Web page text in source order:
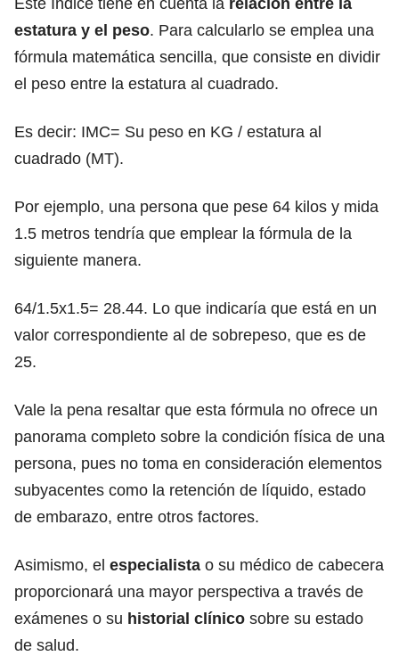
estatura y el peso. Para calcularlo se emplea una
fórmula matemática sencilla, que consiste en dividir
el peso entre la estatura al cuadrado.
Es decir: IMC= Su peso en KG / estatura al
cuadrado (MT).
Por ejemplo, una persona que pese 64 kilos y mida
1.5 metros tendría que emplear la fórmula de la
siguiente manera.
64/1.5x1.5= 28.44. Lo que indicaría que está en un
valor correspondiente al de sobrepeso, que es de
25.
Vale la pena resaltar que esta fórmula no ofrece un
panorama completo sobre la condición física de una
persona, pues no toma en consideración elementos
subyacentes como la retención de líquido, estado
de embarazo, entre otros factores.
Asimismo, el especialista o su médico de cabecera
proporcionará una mayor perspectiva a través de
exámenes o su historial clínico sobre su estado
de salud.